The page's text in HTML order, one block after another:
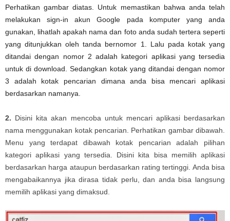
Perhatikan gambar diatas. Untuk memastikan bahwa anda telah
melakukan sign-in akun Google pada komputer yang anda
gunakan, lihatlah apakah nama dan foto anda sudah tertera seperti
yang ditunjukkan oleh tanda bernomor 1. Lalu pada kotak yang
ditandai dengan nomor 2 adalah kategori aplikasi yang tersedia
untuk di download. Sedangkan kotak yang ditandai dengan nomor
3 adalah kotak pencarian dimana anda bisa mencari aplikasi
berdasarkan namanya.
2. Disini kita akan mencoba untuk mencari aplikasi berdasarkan
nama menggunakan kotak pencarian. Perhatikan gambar dibawah.
Menu yang terdapat dibawah kotak pencarian adalah pilihan
kategori aplikasi yang tersedia. Disini kita bisa memilih aplikasi
berdasarkan harga ataupun berdasarkan rating tertinggi. Anda bisa
mengabaikannya jika dirasa tidak perlu, dan anda bisa langsung
memilih aplikasi yang dimaksud.